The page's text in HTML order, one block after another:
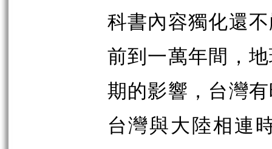
科書內容獨化還
前到一萬年間，
期的影響，台灣
台灣與大陸相連